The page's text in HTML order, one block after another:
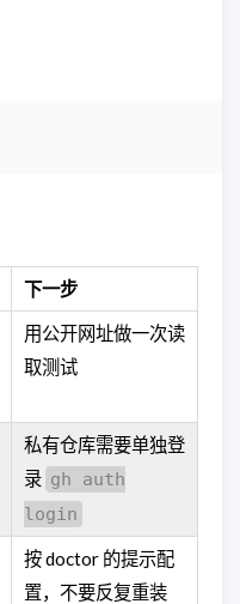
下一步
用公开网址做一次读
取测试
私有仓库需要单独登
录 gh auth
login
按 doctor 的提示配
置，不要反复重装